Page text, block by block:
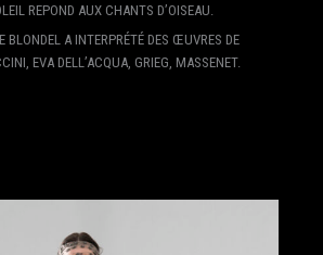
REPOND AUX CHANTS D’OISEAU.
BLONDEL A INTERPRÉTÉ DES ŒUVRES DE
EVA DELL’ACQUA, GRIEG, MASSENET.